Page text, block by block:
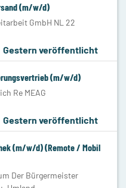
(m/w/d)
GmbH NL 22
Gestern veröffentlicht
(m/w/d)
Re MEAG
Gestern veröffentlicht
(m/w/d) (Remote / Mobil
Der Bürgermeister